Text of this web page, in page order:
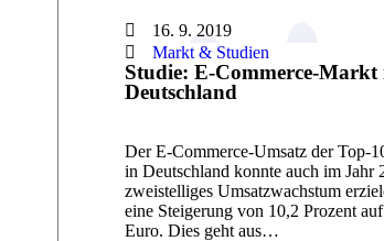
16. 9. 2019
Markt & Studien
Studie: E-Commerce-Markt
Deutschland
Der E-Commerce-Umsatz der Top-
in Deutschland konnte auch im Jahr
zweistelliges Umsatzwachstum
eine Steigerung von 10,2 Prozent
Euro. Dies geht aus…